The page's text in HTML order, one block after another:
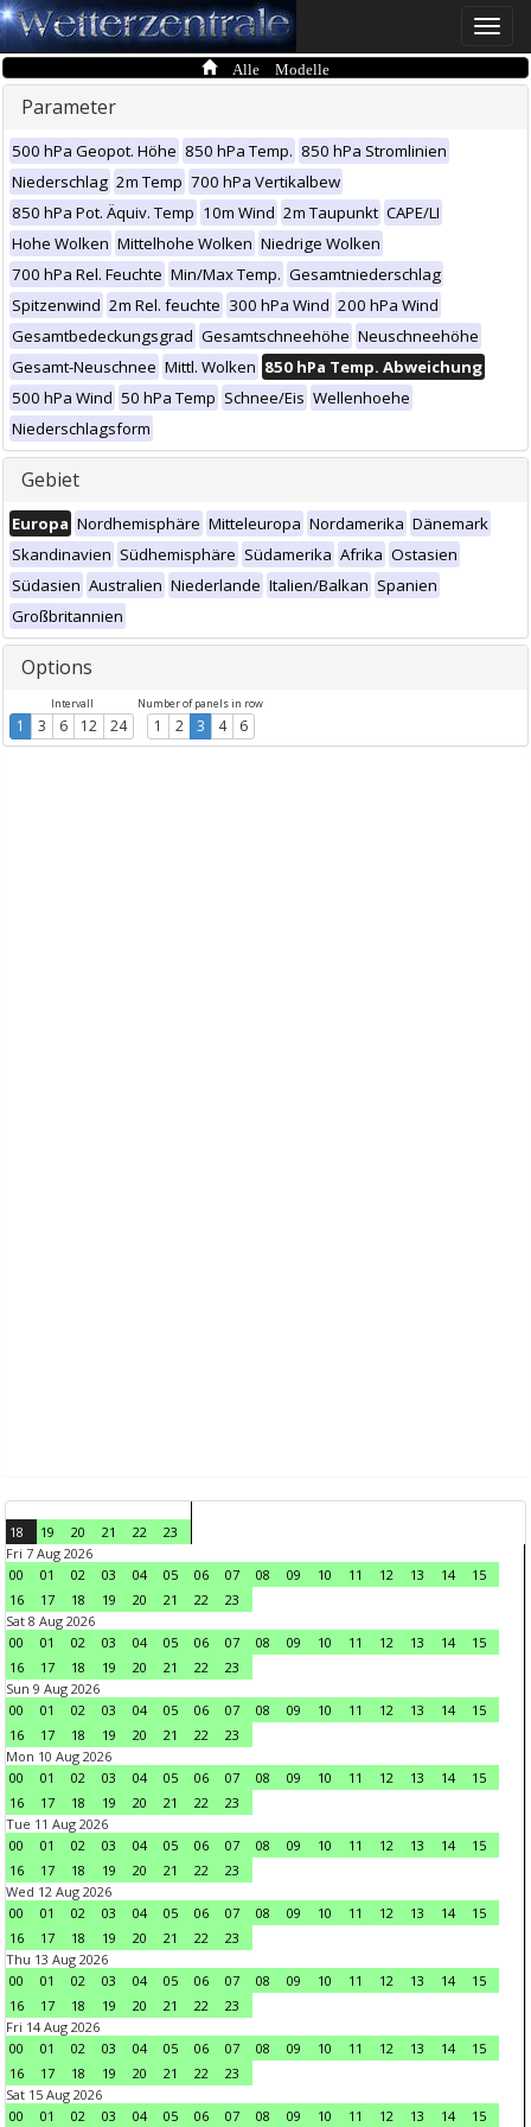
Toggle
Alle Modelle
Parameter
500 hPa Geopot. Höhe 850 hPa Temp. 850 hPa Stromlinien
Niederschlag 2m Temp 700 hPa Vertikalbew
850 hPa Pot. Äquiv. Temp 10m Wind 2m Taupunkt CAPE/LI
Hohe Wolken Mittelhohe Wolken Niedrige Wolken
700 hPa Rel. Feuchte Min/Max Temp. Gesamtniederschlag
Spitzenwind 2m Rel. feuchte 300 hPa Wind 200 hPa Wind
Gesamtbedeckungsgrad Gesamtschneehöhe Neuschneehöhe
Gesamt-Neuschnee Mittl. Wolken 850 hPa Temp. Abweichung
500 hPa Wind 50 hPa Temp Schnee/Eis Wellenhoehe
Niederschlagsform
Gebiet
Europa Nordhemisphäre Mitteleuropa Nordamerika Dänemark
Skandinavien Südhemisphäre Südamerika Afrika Ostasien
Südasien Australien Niederlande Italien/Balkan Spanien
Großbritannien
Options
Intervall
1 3 6 12 24
Number of panels in row
1 2 3 4 6
18 19 20 21 22
23
Fri 7 Aug 2026
00
01 02 03 04 05 06 07 08 09 10 11 12 13 14
15
16
17 18 19 20 21 22
23
Sat 8 Aug 2026
00
01 02 03 04 05 06 07 08 09 10 11 12 13 14
15
16
17 18 19 20 21 22
23
Sun 9 Aug 2026
00
01 02 03 04 05 06 07 08 09 10 11 12 13 14
15
16
17 18 19 20 21 22
23
Mon 10 Aug 2026
00
01 02 03 04 05 06 07 08 09 10 11 12 13 14
15
16
17 18 19 20 21 22
23
Tue 11 Aug 2026
00
01 02 03 04 05 06 07 08 09 10 11 12 13 14
15
16
17 18 19 20 21 22
23
Wed 12 Aug 2026
00
01 02 03 04 05 06 07 08 09 10 11 12 13 14
15
16
17 18 19 20 21 22
23
Thu 13 Aug 2026
00
01 02 03 04 05 06 07 08 09 10 11 12 13 14
15
16
17 18 19 20 21 22
23
Fri 14 Aug 2026
00
01 02 03 04 05 06 07 08 09 10 11 12 13 14
15
16
17 18 19 20 21 22
23
Sat 15 Aug 2026
00
01 02 03 04 05 06 07 08 09 10 11 12 13 14 15